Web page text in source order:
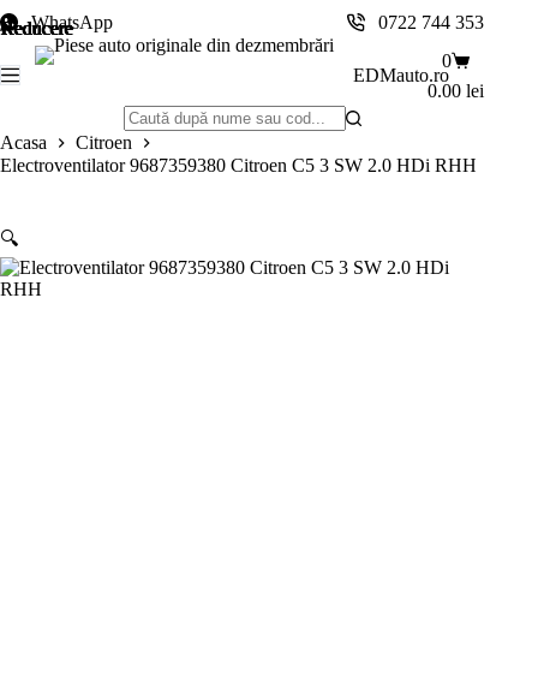
Sari
la
conținut
WhatsApp 0722 744 353
EDMauto.ro
Coș
de
0.00lei
0
Niciun
rezultat
Acasa
Citroen
Electroventilator 9687359380 Citroen C5 3 SW 2.0 HDi RHH
Reducere
🔍
Reducere
Reducere
Reducere
Reducere
Reducere
Reducere